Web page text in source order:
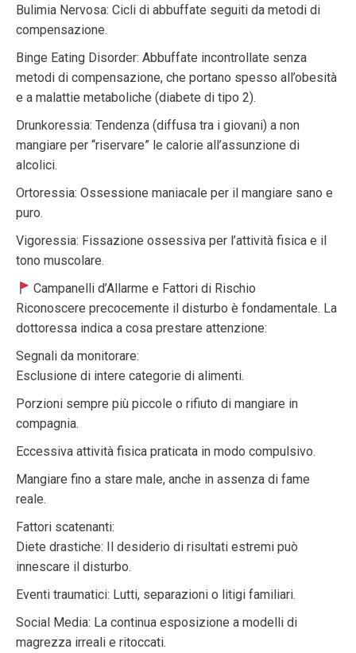
Bulimia Nervosa: Cicli di abbuffate seguiti da metodi di
compensazione.
Binge Eating Disorder: Abbuffate incontrollate senza
metodi di compensazione, che portano spesso all’obesità
e a malattie metaboliche (diabete di tipo 2).
Drunkoressia: Tendenza (diffusa tra i giovani) a non
mangiare per “riservare” le calorie all’assunzione di
alcolici.
Ortoressia: Ossessione maniacale per il mangiare sano e
puro.
Vigoressia: Fissazione ossessiva per l’attività fisica e il
tono muscolare.
Campanelli d’Allarme e Fattori di Rischio
Riconoscere precocemente il disturbo è fondamentale. La
dottoressa indica a cosa prestare attenzione:
Segnali da monitorare:
Esclusione di intere categorie di alimenti.
Porzioni sempre più piccole o rifiuto di mangiare in
compagnia.
Eccessiva attività fisica praticata in modo compulsivo.
Mangiare fino a stare male, anche in assenza di fame
reale.
Fattori scatenanti:
Diete drastiche: Il desiderio di risultati estremi può
innescare il disturbo.
Eventi traumatici: Lutti, separazioni o litigi familiari.
Social Media: La continua esposizione a modelli di
magrezza irreali e ritoccati.